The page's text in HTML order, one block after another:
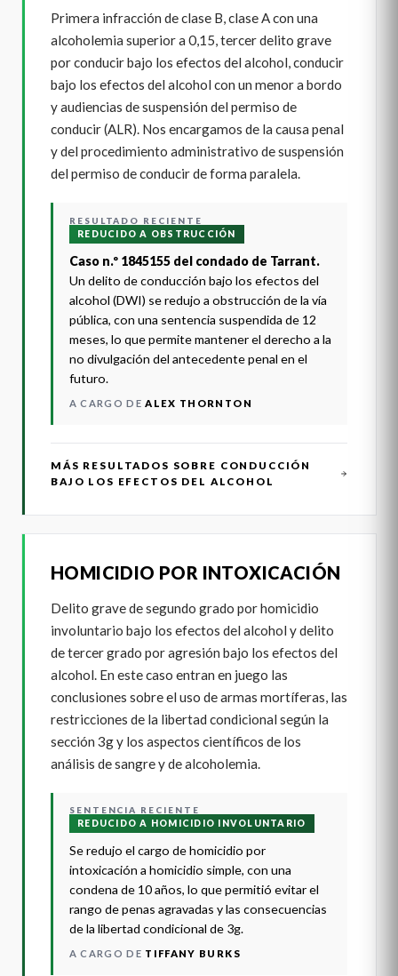
Primera infracción de clase B, clase A con una
alcoholemia superior a 0,15, tercer delito grave
por conducir bajo los efectos del alcohol, conducir
bajo los efectos del alcohol con un menor a bordo
y audiencias de suspensión del permiso de
conducir (ALR). Nos encargamos de la causa penal
y del procedimiento administrativo de suspensión
del permiso de conducir de forma paralela.
RESULTADO RECIENTE
REDUCIDO A OBSTRUCCIÓN
Caso n.º 1845155 del condado de Tarrant.
Un delito de conducción bajo los efectos del
alcohol (DWI) se redujo a obstrucción de la vía
pública, con una sentencia suspendida de 12
meses, lo que permite mantener el derecho a la
no divulgación del antecedente penal en el
futuro.
A CARGO DEALEX THORNTON
MÁS RESULTADOS SOBRE CONDUCCIÓN
BAJO LOS EFECTOS DEL ALCOHOL
HOMICIDIO POR INTOXICACIÓN
Delito grave de segundo grado por homicidio
involuntario bajo los efectos del alcohol y delito
de tercer grado por agresión bajo los efectos del
alcohol. En este caso entran en juego las
conclusiones sobre el uso de armas mortíferas, las
restricciones de la libertad condicional según la
sección 3g y los aspectos científicos de los
análisis de sangre y de alcoholemia.
SENTENCIA RECIENTE
REDUCIDO A HOMICIDIO INVOLUNTARIO
Se redujo el cargo de homicidio por
intoxicación a homicidio simple, con una
condena de 10 años, lo que permitió evitar el
rango de penas agravadas y las consecuencias
de la libertad condicional de 3g.
A CARGO DE TIFFANY BURKS